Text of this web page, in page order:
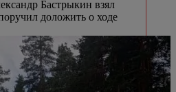
Бастрыкин взял
доложить о ходе